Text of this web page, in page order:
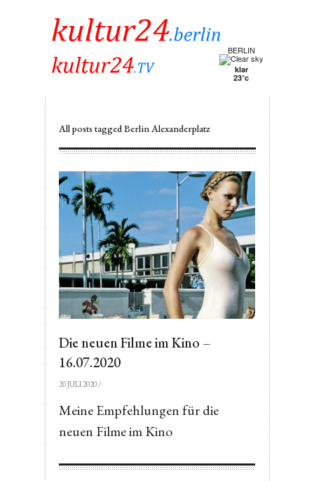
BERLIN
klar
23°c
All posts tagged Berlin Alexanderplatz
Die neuen Filme im Kino –
16.07.2020
20 JULI 2020/
Meine Empfehlungen für die
neuen Filme im Kino